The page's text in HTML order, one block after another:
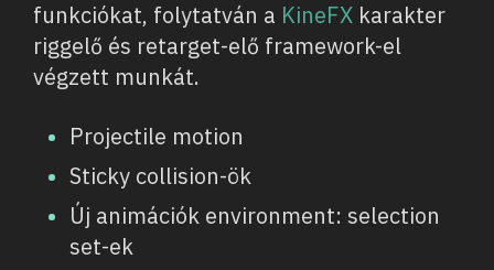
funkciókat, folytatván a KineFX karakter
riggelő és retarget-elő framework-el
végzett munkát.
Projectile motion
Sticky collision-ök
Új animációk environment: selection
set-ek